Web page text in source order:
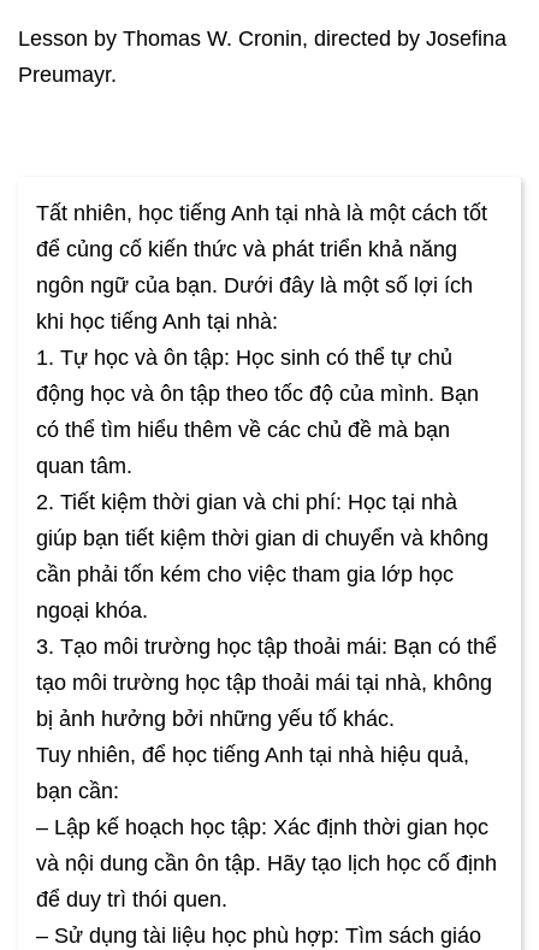
Lesson by Thomas W. Cronin, directed by Josefina
Preumayr.
Tất nhiên, học tiếng Anh tại nhà là một cách tốt
để củng cố kiến thức và phát triển khả năng
ngôn ngữ của bạn. Dưới đây là một số lợi ích
khi học tiếng Anh tại nhà:
1. Tự học và ôn tập: Học sinh có thể tự chủ
động học và ôn tập theo tốc độ của mình. Bạn
có thể tìm hiểu thêm về các chủ đề mà bạn
quan tâm.
2. Tiết kiệm thời gian và chi phí: Học tại nhà
giúp bạn tiết kiệm thời gian di chuyển và không
cần phải tốn kém cho việc tham gia lớp học
ngoại khóa.
3. Tạo môi trường học tập thoải mái: Bạn có thể
tạo môi trường học tập thoải mái tại nhà, không
bị ảnh hưởng bởi những yếu tố khác.
Tuy nhiên, để học tiếng Anh tại nhà hiệu quả,
bạn cần:
– Lập kế hoạch học tập: Xác định thời gian học
và nội dung cần ôn tập. Hãy tạo lịch học cố định
để duy trì thói quen.
– Sử dụng tài liệu học phù hợp: Tìm sách giáo